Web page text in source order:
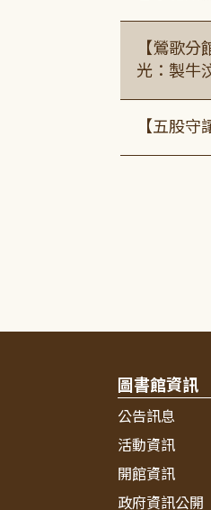
【鶯歌
光：製牛
【五股
圖書館資訊
公告訊息
活動資訊
開館資訊
政府資訊公開